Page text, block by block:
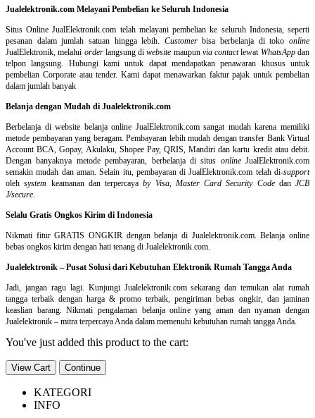
Jualelektronik.com Melayani Pembelian ke Seluruh Indonesia
Situs Online JualElektronik.com telah melayani pembelian ke seluruh Indonesia, seperti
pesanan dalam jumlah satuan hingga lebih. Customerbisa berbelanja di tokoonline
JualElektronik, melalui orderlangsung diwebsite maupun via contactlewat WhatsAppdan
telpon langsung. Hubungi kami untuk dapat mendapatkan penawaran khusus untuk
pembelian Corporate atau tender. Kami dapat menawarkan faktur pajak untuk pembelian
dalam jumlah banyak
Belanja dengan Mudah di Jualelektronik.com
Berbelanja diwebsite belanja online JualElektronik.com sangat mudah karena memiliki
metode pembayaran yang beragam. Pembayaran lebih mudah dengan transfer Bank Virtual
Account BCA, Gopay, Akulaku, Shopee Pay, QRIS, Mandiri dan kartu kredit atau debit.
Dengan banyaknya metode pembayaran, berbelanja di situs onlineJualElektronik.com
semakin mudah dan aman. Selain itu, pembayaran di JualElektronik.com telah di-support
olehsystem keamanan dan terpercayaby Visa, Master Card Security Codedan JCB
J/secure.
Selalu Gratis Ongkos Kirim di Indonesia
Nikmati fitur GRATIS ONGKIR dengan belanja di Jualelektronik.com. Belanja online
bebas ongkos kirim dengan hati tenang di Jualelektronik.com.
Jualelektronik – Pusat Solusi dari Kebutuhan Elektronik Rumah Tangga Anda
Jadi, jangan ragu lagi. Kunjungi Jualelektronik.com sekarang dan temukan alat rumah
tangga terbaik dengan harga & promo terbaik, pengiriman bebas ongkir, dan jaminan
keaslian barang. Nikmati pengalaman belanja online yang aman dan nyaman dengan
Jualelektronik – mitra terpercaya Anda dalam memenuhi kebutuhan rumah tangga Anda.
You've just added this product to the cart:
View Cart Continue
KATEGORI
INFO